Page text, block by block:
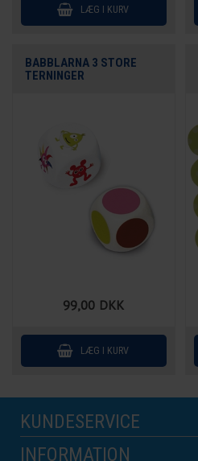
BABBLARNA 3 STORE
TERNINGER
99,00 DKK
KUNDESERVICE
INFORMATION